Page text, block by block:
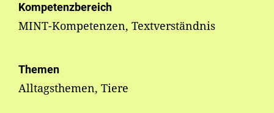
Kompetenzbereich
MINT-Kompetenzen, Textverständnis
Themen
Alltagsthemen, Tiere